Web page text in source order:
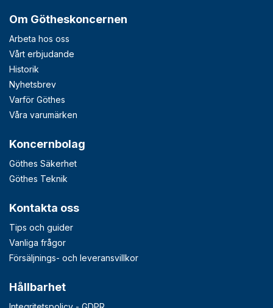
Om Götheskoncernen
Arbeta hos oss
Vårt erbjudande
Historik
Nyhetsbrev
Varför Göthes
Våra varumärken
Koncernbolag
Göthes Säkerhet
Göthes Teknik
Kontakta oss
Tips och guider
Vanliga frågor
Försäljnings- och leveransvillkor
Hållbarhet